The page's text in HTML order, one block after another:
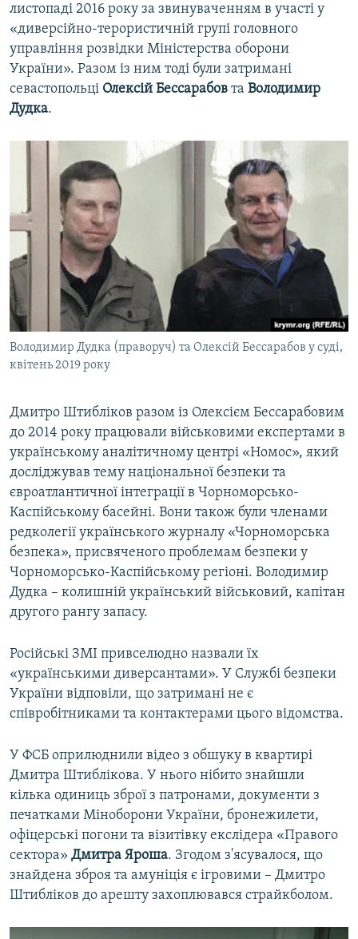
листопаді 2016 року за звинуваченням в участі у
«диверсійно-терористичній групі головного
управління розвідки Міністерства оборони
України». Разом із ним тоді були затримані
севастопольці Олексій Бессарабов та Володимир
Дудка.
Володимир Дудка (праворуч) та Олексій Бессарабов у суді,
квітень 2019 року
Дмитро Штибліков разом із Олексієм Бессарабовим
до 2014 року працювали військовими експертами в
українському аналітичному центрі «Номос», який
досліджував тему національної безпеки та
євроатлантичної інтеграції в Чорноморсько-
Каспійському басейні. Вони також були членами
редколегії українського журналу «Чорноморська
безпека», присвяченого проблемам безпеки у
Чорноморсько-Каспійському регіоні. Володимир
Дудка – колишній український військовий, капітан
другого рангу запасу.
Російські ЗМІ привселюдно назвали їх
«українськими диверсантами». У Службі безпеки
України відповіли, що затримані не є
співробітниками та контактерами цього відомства.
У ФСБ оприлюднили відео з обшуку в квартирі
Дмитра Штиблікова. У нього нібито знайшли
кілька одиниць зброї з патронами, документи з
печатками Міноборони України, бронежилети,
офіцерські погони та візитівку екслідера «Правого
сектора» Дмитра Яроша. Згодом з'ясувалося, що
знайдена зброя та амуніція є ігровими – Дмитро
Штибліков до арешту захоплювався страйкболом.